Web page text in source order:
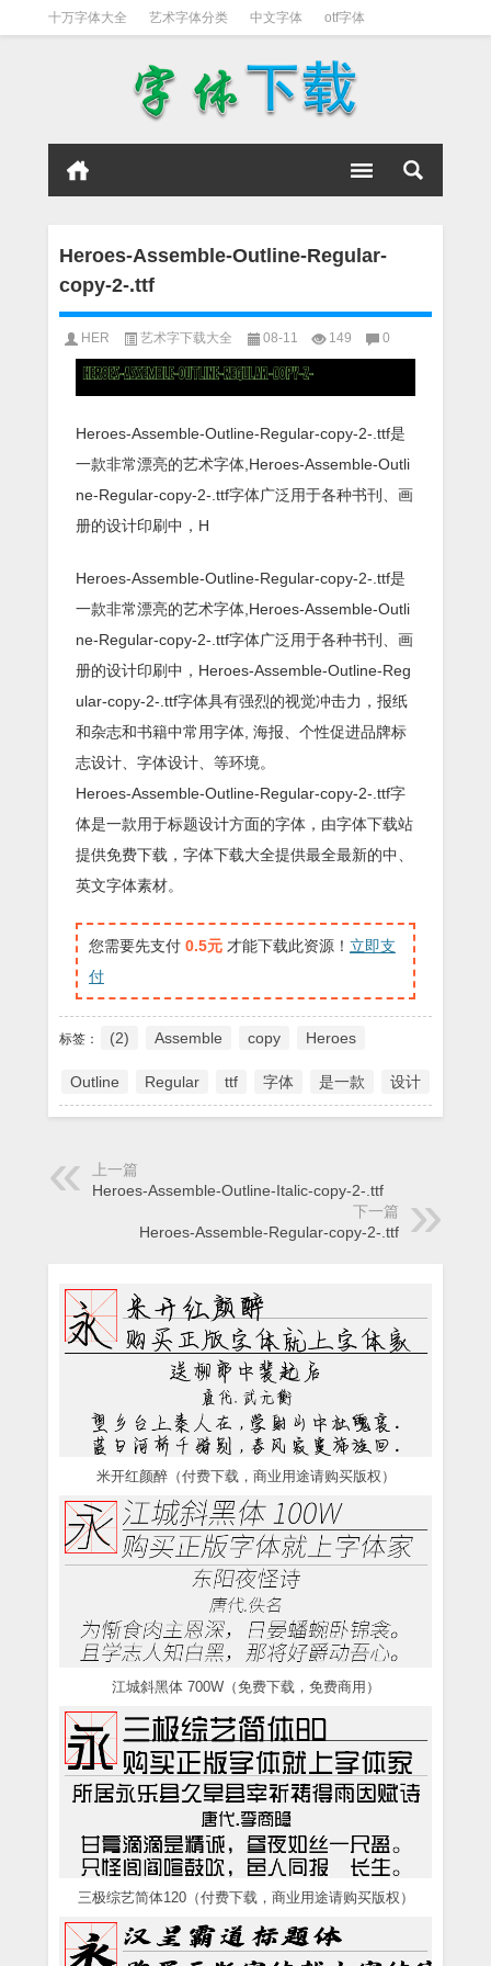
十万字体大全 艺术字体分类 中文字体 otf字体
Heroes-Assemble-Outline-Regular-
copy-2-.ttf
HER 艺术字下载大全 08-11 149 0
Heroes-Assemble-Outline-Regular-copy-2-.ttf是
一款非常漂亮的艺术字体,Heroes-Assemble-Outli
ne-Regular-copy-2-.ttf字体广泛用于各种书刊、画
册的设计印刷中，H
Heroes-Assemble-Outline-Regular-copy-2-.ttf是
一款非常漂亮的艺术字体,Heroes-Assemble-Outli
ne-Regular-copy-2-.ttf字体广泛用于各种书刊、画
册的设计印刷中，Heroes-Assemble-Outline-Reg
ular-copy-2-.ttf字体具有强烈的视觉冲击力，报纸
和杂志和书籍中常用字体, 海报、个性促进品牌标
志设计、字体设计、等环境。
Heroes-Assemble-Outline-Regular-copy-2-.ttf字
体是一款用于标题设计方面的字体，由字体下载站
提供免费下载，字体下载大全提供最全最新的中、
英文字体素材。
您需要先支付 0.5元 才能下载此资源！ 立即支
付
标签： (2) Assemble copy Heroes
Outline Regular ttf 字体 是一款 设计
上一篇
Heroes-Assemble-Outline-Italic-copy-2-.ttf
下一篇
Heroes-Assemble-Regular-copy-2-.ttf
米开红颜醉（付费下载，商业用途请购买版权）
江城斜黑体 700W（免费下载，免费商用）
三极综艺简体120（付费下载，商业用途请购买版权）